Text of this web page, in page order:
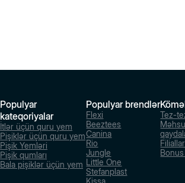
Populyar
kateqoriyalar
İtlər üçün quru yem
Pişiklər üçün quru yem
Pişik Yemləri
Pişik qumları
Bala pişiklər üçün yem
Populyar brendlər
Flexi
Beeztees
Canina
Rio
Jungle
Little One
Stefanplast
Tez-
Filiallar